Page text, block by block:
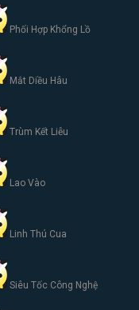
Phối Hợp Khổng Lồ
Mắt Diều Hâu
Trùm Kết Liễu
Lao Vào
Linh Thú Cua
Siêu Tốc Công Nghệ